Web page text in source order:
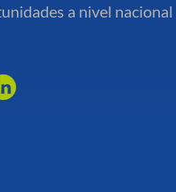
a nivel nacional